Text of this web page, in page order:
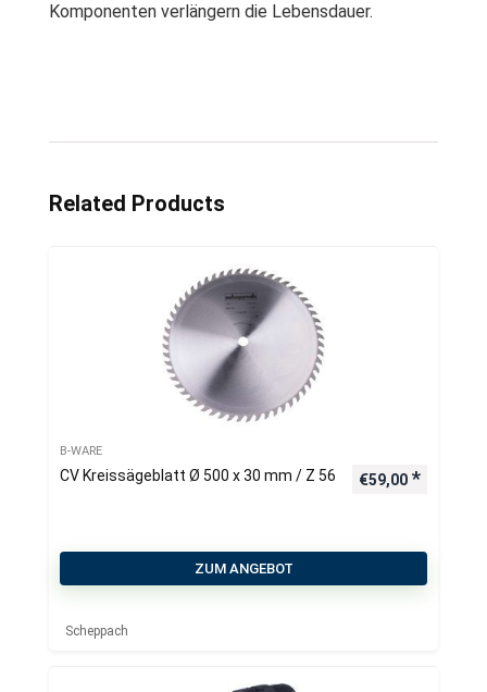
Komponenten verlängern die Lebensdauer.
Related Products
B-WARE
CV Kreissägeblatt Ø 500 x 30 mm / Z 56 €59,00
ZUM ANGEBOT
Scheppach